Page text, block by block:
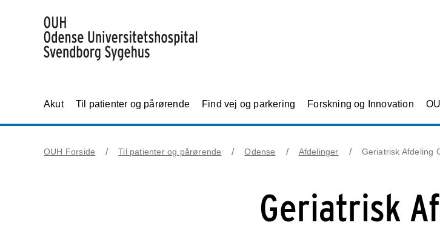
Akut Til patienter og pårørende Find vej og parkering Forskning og Innovation
OUH Forside Til patienter og pårørende Odense Afdelinger Geriatrisk Afdeling
Geriatrisk